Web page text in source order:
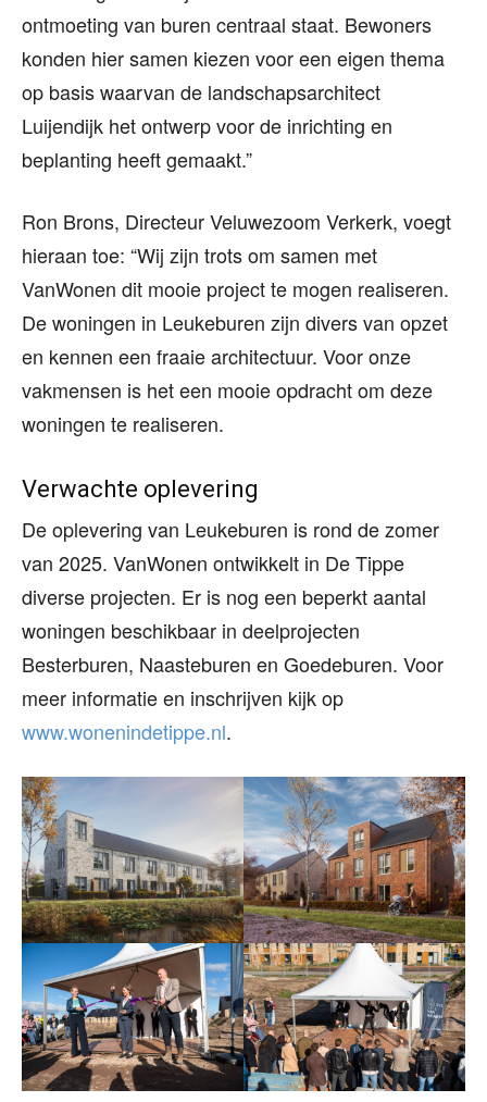
ontmoeting van buren centraal staat. Bewoners
konden hier samen kiezen voor een eigen thema
op basis waarvan de landschapsarchitect
Luijendijk het ontwerp voor de inrichting en
beplanting heeft gemaakt.”
Ron Brons, Directeur Veluwezoom Verkerk, voegt
hieraan toe: “Wij zijn trots om samen met
VanWonen dit mooie project te mogen realiseren.
De woningen in Leukeburen zijn divers van opzet
en kennen een fraaie architectuur. Voor onze
vakmensen is het een mooie opdracht om deze
woningen te realiseren.
Verwachte oplevering
De oplevering van Leukeburen is rond de zomer
van 2025. VanWonen ontwikkelt in De Tippe
diverse projecten. Er is nog een beperkt aantal
woningen beschikbaar in deelprojecten
Besterburen, Naasteburen en Goedeburen. Voor
meer informatie en inschrijven kijk op
www.wonenindetippe.nl.